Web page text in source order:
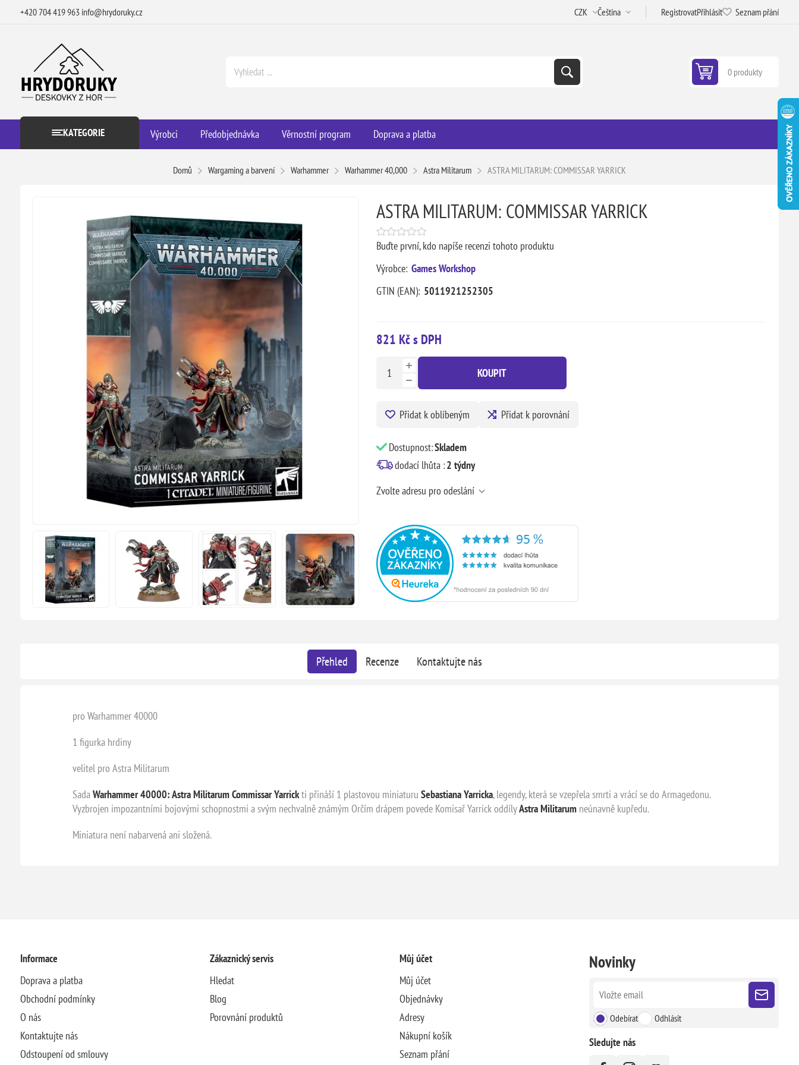
+420 704 419 963 info@hrydoruky.cz RegistrovatPřihlásit Seznam přání
0 produkty
KATEGORIE Výrobci Předobjednávka Věrnostní program Doprava a platba
Domů Wargaming a barvení Warhammer Warhammer 40,000 Astra Militarum ASTRA MILITARUM: COMMISSAR YARRICK
ASTRA MILITARUM: COMMISSAR YARRICK
Buďte první, kdo napíše recenzi tohoto produktu
Výrobce: Games Workshop
GTIN (EAN): 5011921252305
821 Kč s DPH
KOUPIT
Přidat k oblíbeným Přidat k porovnání
Dostupnost:Skladem
dodací lhůta :2 týdny
Zvolte adresu pro odeslání
Přehled Recenze Kontaktujte nás
pro Warhammer 40000
1 figurka hrdiny
velitel pro Astra Militarum
SadaWarhammer 40000: Astra Militarum Commissar Yarrickti přináší 1 plastovou miniaturu Sebastiana Yarricka, legendy, která se vzepřela smrti a vrácí se do Armagedonu.
Vyzbrojen impozantními bojovými schopnostmi a svým nechvalně známým Orčím drápem povede Komisař Yarrick oddílyAstra Militarumneúnavně kupředu.
Miniatura není nabarvená ani složená.
Informace
Doprava a platba
Obchodní podmínky
O nás
Kontaktujte nás
Odstoupení od smlouvy
Zákaznický servis
Hledat
Blog
Porovnání produktů
Můj účet
Můj účet
Objednávky
Adresy
Nákupní košík
Seznam přání
Novinky
Odebírat Odhlásit
Sledujte nás